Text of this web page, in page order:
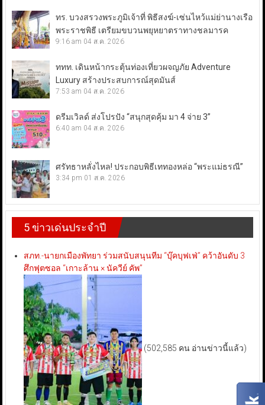
ทร. บวงสรวงพระภูมิเจ้าที่ พิธีสงฆ์-เซ่นไหว้แม่ย่านางเรือ
พระราชพิธี เตรียมขบวนพยุหยาตราทางชลมารค
9:16 am 04 ส.ค. 2026
ททท. เดินหน้ากระตุ้นท่องเที่ยวผจญภัย Adventure
Luxury สร้างประสบการณ์สุดมันส์
7:53 am 04 ส.ค. 2026
ดรีมเวิลด์ ส่งโปรปัง “สนุกสุดคุ้ม มา 4 จ่าย 3”
6:40 am 04 ส.ค. 2026
ศรัทธาหลั่งไหล! ประกอบพิธีเททองหล่อ “พระแม่ธรณี”
3:34 pm 01 ส.ค. 2026
5 ข่าวเด่นประจำปี
สภท.-นายกเมืองพัทยา ร่วมสนับสนุนทีม “บุ๊คบุฟเฟ่” คว้าอันดับ 3
ศึกฟุตซอล “เกาะล้าน × นัควีย์ คัพ”
(502,585 คน อ่านข่าวนี้แล้ว)